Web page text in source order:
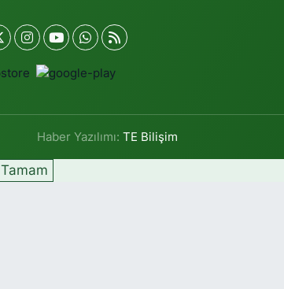
Haber Yazılımı:TE Bilişim
Tamam